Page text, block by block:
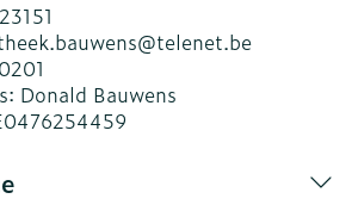
telenet.be
Donald Bauwens